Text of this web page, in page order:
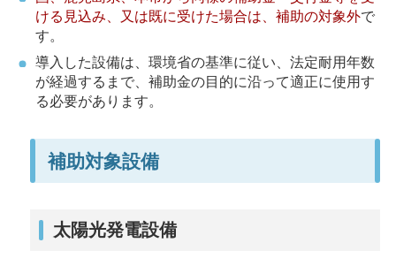
ける見込み、又は既に受けた場合は、補助の対象外で
す。
導入した設備は、環境省の基準に従い、法定耐用年数
が経過するまで、補助金の目的に沿って適正に使用す
る必要があります。
補助対象設備
太陽光発電設備